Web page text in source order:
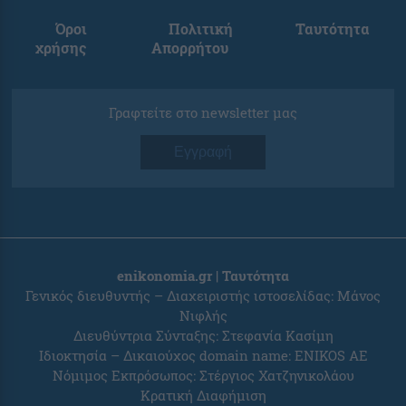
Όροι
χρήσης
Πολιτική
Απορρήτου
Ταυτότητα
Γραφτείτε στο newsletter μας
Εγγραφή
enikonomia.gr | Ταυτότητα
Γενικός διευθυντής – Διαχειριστής ιστοσελίδας: Μάνος
Νιφλής
Διευθύντρια Σύνταξης: Στεφανία Κασίμη
Ιδιοκτησία – Δικαιούχος domain name: ENIKOS AE
Νόμιμος Εκπρόσωπος: Στέργιος Χατζηνικολάου
Κρατική Διαφήμιση